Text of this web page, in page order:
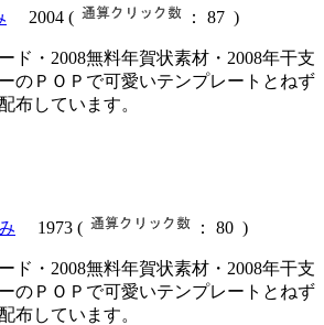
2004 ( ： 87 )
ド・2008無料年賀状素材・2008年干支
のＰＯＰで可愛いテンプレートとねず
布しています。
1973 ( ： 80 )
ド・2008無料年賀状素材・2008年干支
のＰＯＰで可愛いテンプレートとねず
布しています。